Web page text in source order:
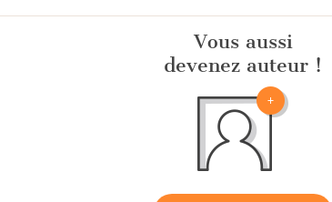
Vous aussi
devenez auteur !